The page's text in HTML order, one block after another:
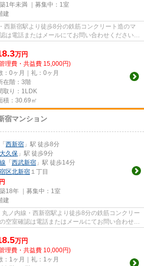
1年未満 ｜募集中： 1室
建
西新宿駅より徒歩8分の鉄筋コンクリート造のマ
万円
理費・共益費 15,000円)
：0ヶ月｜礼：0ヶ月
在階：3階
取り：1LDK
積：30.69㎡
宿マンション
「 西新宿 」駅 徒歩8分
大久保 」駅 徒歩9分
「 西武新宿 」駅 徒歩14分
区北新宿 １丁目
18年 ｜募集中： 1室
建
丸ノ内線・西新宿駅より徒歩8分の鉄筋コンクリー
万円
理費・共益費 10,000円)
：1ヶ月｜礼：1ヶ月